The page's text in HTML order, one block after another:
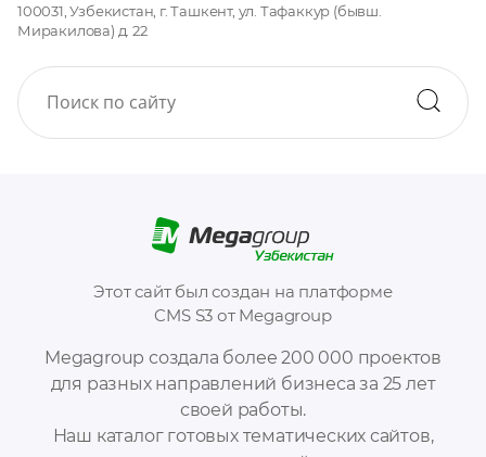
Megagroup создала более 200 000 проектов
для разных направлений бизнеса за 25 лет
своей работы.
Наш каталог готовых тематических сайтов,
Этот сайт был создан на платформе
CMS S3 от Megagroup
100031, Узбекистан, г. Ташкент, ул. Тафаккур (бывш.
Миракилова) д. 22